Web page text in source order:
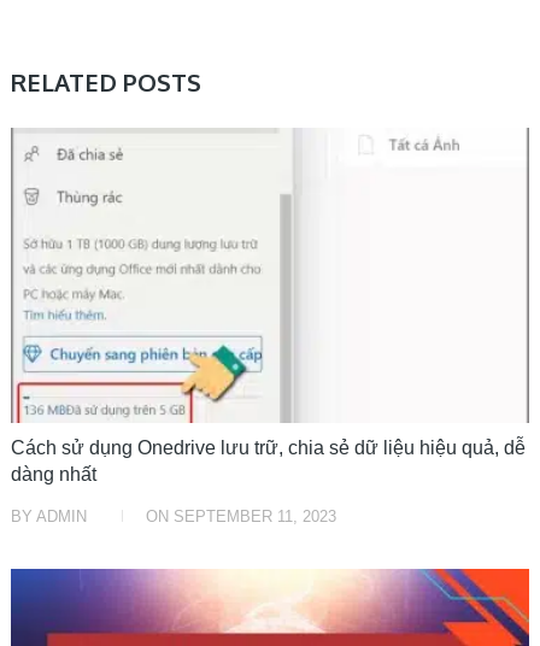
RELATED POSTS
THỦ THUẬT TIN HỌC
Cách sử dụng Onedrive lưu trữ, chia sẻ dữ liệu hiệu quả, dễ
dàng nhất
BY ADMIN ON SEPTEMBER 11, 2023
THỦ THUẬT TIN HỌC